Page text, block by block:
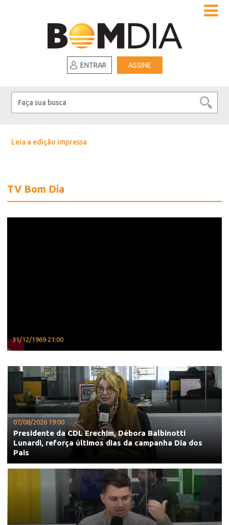
ENTRAR ASSINE
Leia a edição impressa
TV Bom Dia
31/12/1969 21:00
07/08/2026 19:00
Presidente da CDL Erechim, Débora Balbinotti
Lunardi, reforça últimos dias da campanha Dia dos
Pais